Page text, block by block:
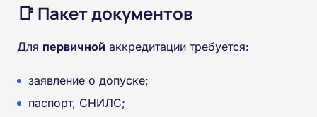
📑 Пакет документов
Для первичной аккредитации требуется:
заявление о допуске;
паспорт, СНИЛС;